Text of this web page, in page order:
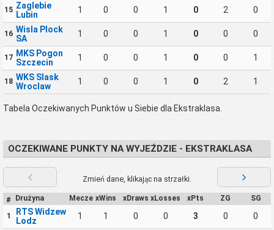
15 Zaglebie
Lubin
1 0 0 1 0 2 0
16 Wisla Plock
SA
1 0 0 1 0 0 0
17 MKS Pogon
Szczecin
1 0 0 1 0 0 1
18 WKS Slask
Wroclaw
1 0 0 1 0 2 1
Tabela Oczekiwanych Punktów u Siebie dla Ekstraklasa.
OCZEKIWANE PUNKTY NA WYJEŹDZIE - EKSTRAKLASA
Zmień dane, klikając na strzałki.
# Drużyna Mecze xWins xDraws xLosses xPts ZG SG
1
RTS Widzew
Lodz
1 1 0 0 3 0 0